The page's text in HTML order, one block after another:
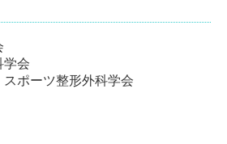
学会
スポーツ整形外科学会